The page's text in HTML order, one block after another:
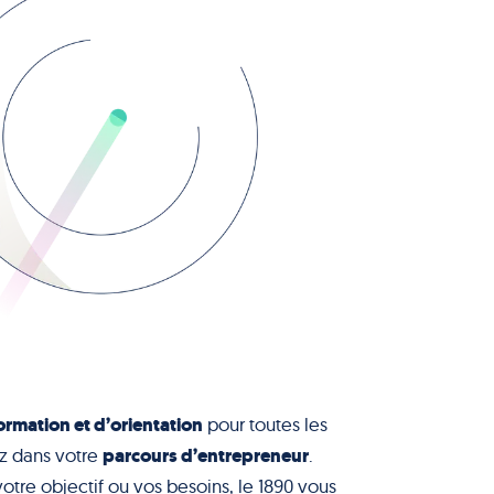
et d’orientation pour toutes les
dans votre parcours d’entrepreneur
objectif ou vos besoins, le 1890 vous